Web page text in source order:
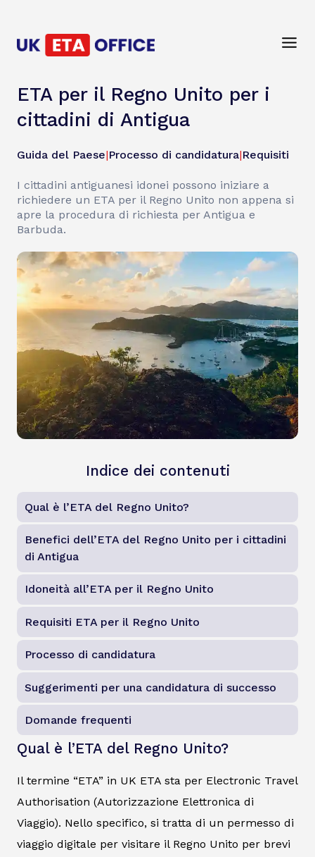
ETA per il Regno Unito per i
cittadini di Antigua
Guida del Paese|Processo di candidatura|Requisiti
I cittadini antiguanesi idonei possono iniziare a
richiedere un ETA per il Regno Unito non appena si
apre la procedura di richiesta per Antigua e
Barbuda.
Indice dei contenuti
Qual è l’ETA del Regno Unito?
Benefici dell’ETA del Regno Unito per i cittadini
di Antigua
Idoneità all’ETA per il Regno Unito
Requisiti ETA per il Regno Unito
Processo di candidatura
Suggerimenti per una candidatura di successo
Domande frequenti
Qual è l’ETA del Regno Unito?
Il termine “ETA” in UK ETA sta per Electronic Travel
Authorisation (Autorizzazione Elettronica di
Viaggio). Nello specifico, si tratta di un permesso di
viaggio digitale per visitare il Regno Unito per brevi